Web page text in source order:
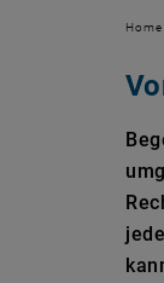
Home